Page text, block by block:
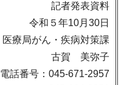
記者発表資料
令和５年10月30日
医療局がん・疾病対策課
古賀 美弥子
電話番号：045-671-2957